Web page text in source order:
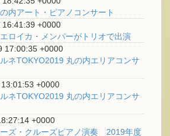
内アート・ピアノコンサート
+0000
エロイカ・メンバーがトリオで出演
17:00:35 +0000
ネTOKYO2019 丸の内エリアコンサ
+0000
ネTOKYO2019 丸の内エリアコンサ
+0000
ズ・クルーズピアノ演奏 2019年度